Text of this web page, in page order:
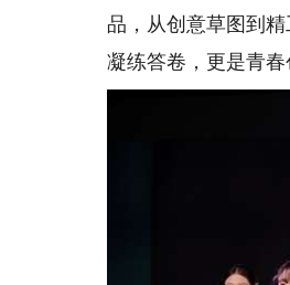
品，从创意草图到
凝练答卷，更是青